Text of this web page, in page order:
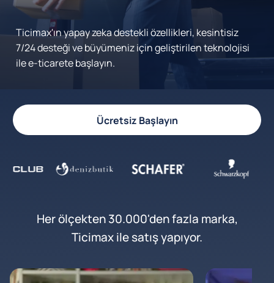
Ticimax'ın yapay zeka destekli özellikleri, kesintisiz
7/24 desteği ve büyümeniz için geliştirilen teknolojisi
ile e-ticarete başlayın.
Ücretsiz Başlayın
Her ölçekten 30.000'den fazla marka,
Ticimax ile satış yapıyor.